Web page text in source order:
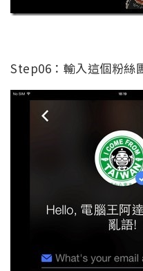
Step06：輸入這個粉絲